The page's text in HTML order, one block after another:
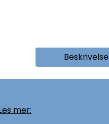
Beskrivelse
mer: